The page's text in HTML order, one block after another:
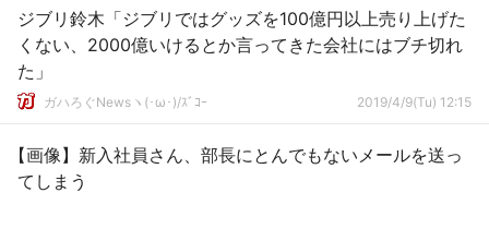
ジブリ鈴木「ジブリではグッズを100億円以上売り上げた
くない、2000億いけるとか言ってきた会社にはブチ切れ
た」
ガハろぐNewsヽ(･ω･)/ｽﾞｺｰ 2019/4/9(Tu) 12:15
【画像】新入社員さん、部長にとんでもないメールを送っ
てしまう